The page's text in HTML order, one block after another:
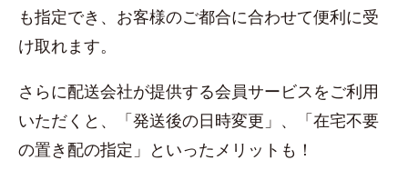
も指定でき、お客様のご都合に合わせて便利に受
け取れます。
さらに配送会社が提供する会員サービスをご利用
いただくと、「発送後の日時変更」、「在宅不要
の置き配の指定」といったメリットも！